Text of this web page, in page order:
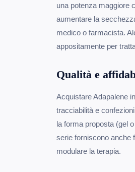
una potenza maggiore
aumentare la
medico o farmacista.
appositamente per
Qualità e
Acquistare Adapalene
tracciabilità e
la forma proposta (gel
serie forniscono anche
modulare la terapia.